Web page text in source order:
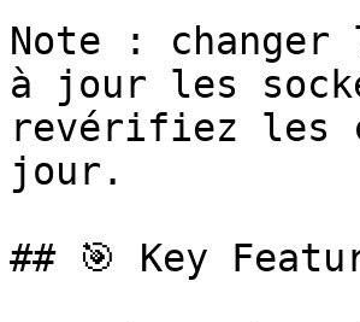
Note : changer
à jour les
revérifiez les
jour.
## 🎯 Key